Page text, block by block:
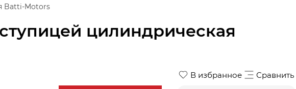
цилиндрическая
Batti-Motors
В избранное Сравнить